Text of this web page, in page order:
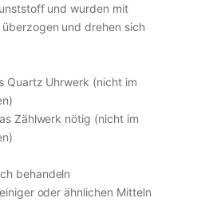
und wurden mit
und drehen sich
Quartz Uhrwerk (nicht im
Zählwerk nötig (nicht im
behandeln
oder ähnlichen Mitteln
Warenkorb
ansehen